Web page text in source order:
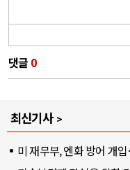
댓글 0
최신기사
미 재무부, 엔화 방어 개